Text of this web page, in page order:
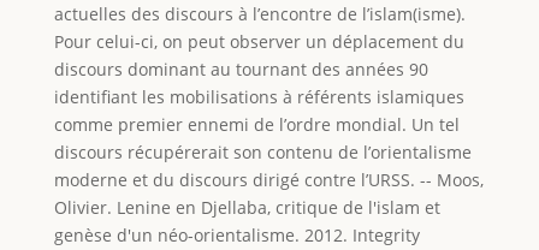
actuelles des discours à l’encontre de l’islam(isme).
Pour celui-ci, on peut observer un déplacement du
discours dominant au tournant des années 90
identifiant les mobilisations à référents islamiques
comme premier ennemi de l’ordre mondial. Un tel
discours récupérerait son contenu de l’orientalisme
moderne et du discours dirigé contre l’URSS. -- Moos,
Olivier. Lenine en Djellaba, critique de l'islam et
genèse d'un néo-orientalisme. 2012. Integrity